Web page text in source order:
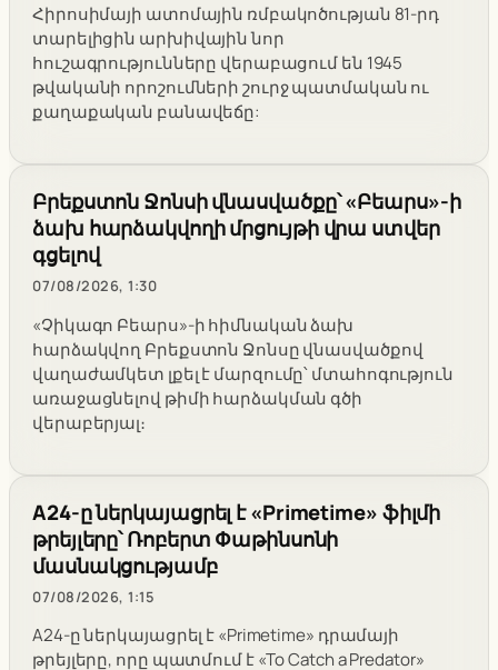
Հիրոսիմայի ատոմային ռմբակոծության 81-րդ
տարելիցին արխիվային նոր
հուշագրությունները վերաբացում են 1945
թվականի որոշումների շուրջ պատմական ու
քաղաքական բանավեճը:
Բրեքստոն Ջոնսի վնասվածքը՝ «Բեարս»-ի
ձախ հարձակվողի մրցույթի վրա ստվեր
գցելով
07/08/2026, 1:30
«Չիկագո Բեարս»-ի հիմնական ձախ
հարձակվող Բրեքստոն Ջոնսը վնասվածքով
վաղաժամկետ լքել է մարզումը՝ մտահոգություն
առաջացնելով թիմի հարձակման գծի
վերաբերյալ։
A24-ը ներկայացրել է «Primetime» ֆիլմի
թրեյլերը՝ Ռոբերտ Փաթինսոնի
մասնակցությամբ
07/08/2026, 1:15
A24-ը ներկայացրել է «Primetime» դրամայի
թրեյլերը, որը պատմում է «To Catch a Predator»